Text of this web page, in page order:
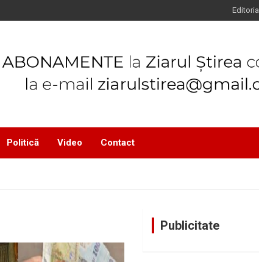
Editorial
Politică Video Contact
Publicitate